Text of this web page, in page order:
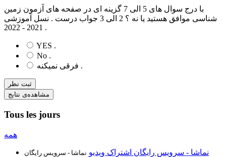
با درج سوال های 5 الی 7 گزینه ای در صفحه های آزمون زمین
شناسی موافق هستید یا نه ؟ 2 الی 3 جواب درست . نسل آموزشی
2021 - 2022 .
YES .
No .
فرقی نمیکنه .
ثبت نظر
مشاهده‌ی نتایج
Tous les jours
همه
نماشا - سرویس رایگان اشتراک ویدیو نماشا - سرویس رایگان